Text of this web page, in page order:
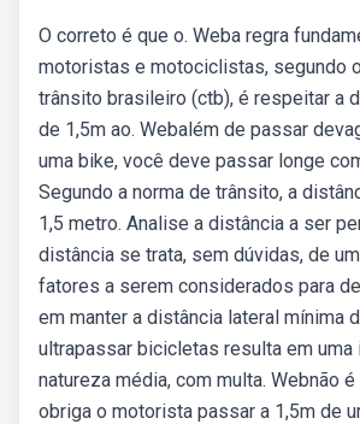
O correto é que o. Weba regra
motoristas e motociclistas, segundo
trânsito brasileiro (ctb), é respeitar a
de 1,5m ao. Webalém de passar
uma bike, você deve passar longe
Segundo a norma de trânsito, a
1,5 metro. Analise a distância a ser
distância se trata, sem dúvidas, de
fatores a serem considerados para
em manter a distância lateral mínima
ultrapassar bicicletas resulta em uma
natureza média, com multa. Webnão
obriga o motorista passar a 1,5m de